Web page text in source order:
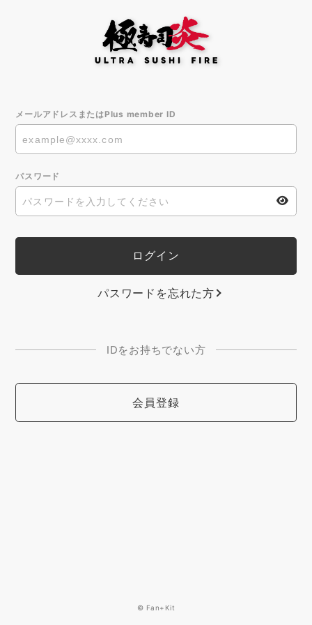
メールアドレスまたはPlus member ID
パスワード
パスワードを忘れた方
IDをお持ちでない方
会員登録
© Fan+Kit